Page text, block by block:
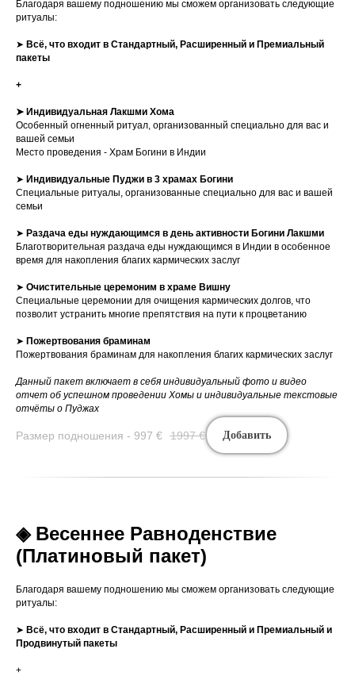
Благодаря вашему подношению мы сможем организовать следующие
ритуалы:
➤ Всё, что входит в Стандартный, Расширенный и Премиальный
пакеты
+
➤ Индивидуальная Лакшми Хома
Особенный огненный ритуал, организованный специально для вас и
вашей семьи
Место проведения - Храм Богини в Индии
➤ Индивидуальные Пуджи в 3 храмах Богини
Специальные ритуалы, организованные специально для вас и вашей
семьи
➤ Раздача еды нуждающимся в день активности Богини Лакшми
Благотворительная раздача еды нуждающимся в Индии в особенное
время для накопления благих кармических заслуг
➤ Очистительные церемоним в храме Вишну
Специальные церемонии для очищения кармических долгов, что
позволит устранить многие препятствия на пути к процветанию
➤ Пожертвования браминам
Пожертвования браминам для накопления благих кармических заслуг
Данный пакет включает в себя индивидуальный фото и видео
отчет об успешном проведении Хомы и индивидуальные текстовые
отчёты о Пуджах
Размер подношения - 997 € 1997 € Добавить
◈ Весеннее Равноденствие
(Платиновый пакет)
Благодаря вашему подношению мы сможем организовать следующие
ритуалы:
➤ Всё, что входит в Стандартный, Расширенный и Премиальный и
Продвинутый пакеты
+